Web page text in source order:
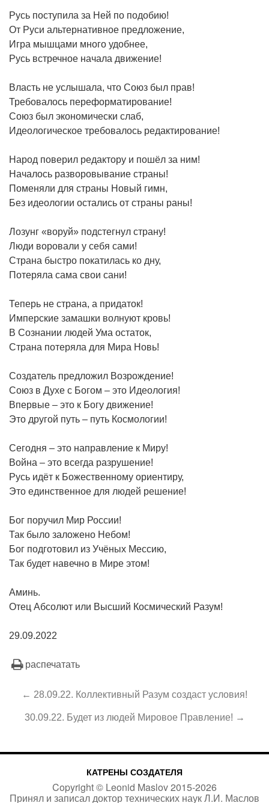
Русь поступила за Ней по подобию!
От Руси альтернативное предложение,
Игра мышцами много удобнее,
Русь встречное начала движение!
Власть не услышала, что Союз был прав!
Требовалось переформатирование!
Союз был экономически слаб,
Идеологическое требовалось редактирование!
Народ поверил редактору и пошёл за ним!
Началось разворовывание страны!
Поменяли для страны Новый гимн,
Без идеологии остались от страны раны!
Лозунг «воруй» подстегнул страну!
Люди воровали у себя сами!
Страна быстро покатилась ко дну,
Потеряла сама свои сани!
Теперь не страна, а придаток!
Имперские замашки волнуют кровь!
В Сознании людей Ума остаток,
Страна потеряла для Мира Новь!
Создатель предложил Возрождение!
Союз в Духе с Богом – это Идеология!
Впервые – это к Богу движение!
Это другой путь – путь Космологии!
Сегодня – это направление к Миру!
Война – это всегда разрушение!
Русь идёт к Божественному ориентиру,
Это единственное для людей решение!
Бог поручил Мир России!
Так было заложено Небом!
Бог подготовил из Учёных Мессию,
Так будет навечно в Мире этом!
Аминь.
Отец Абсолют или Высший Космический Разум!
29.09.2022
распечатать
← 28.09.22. Коллективный Разум создаст условия!
30.09.22. Будет из людей Мировое Правление! →
КАТРЕНЫ СОЗДАТЕЛЯ
Copyright © Leonid Maslov2015-2026
Принял и записал доктор технических наук Л.И. Маслов